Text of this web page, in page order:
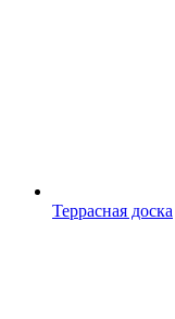
Террасная доска